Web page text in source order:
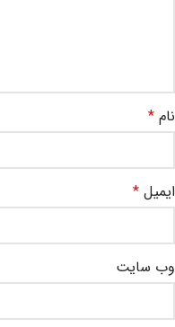
نام *
ایمیل *
وب‌ سایت